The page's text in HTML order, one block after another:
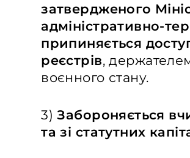
затвердженого
адміністративно-
припиняється
реєстрів,
воєнного стану.
3)Забороняється
тазі статутних